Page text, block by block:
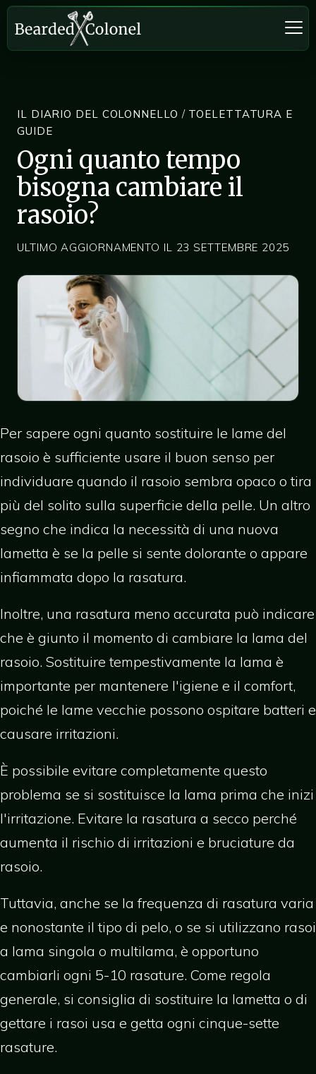
IL DIARIO DEL COLONNELLO / TOELETTATURA E
GUIDE
Ogni quanto tempo
bisogna cambiare il
rasoio?
ULTIMO AGGIORNAMENTO IL 23 SETTEMBRE 2025
Per sapere ogni quanto sostituire le lame del
rasoio è sufficiente usare il buon senso per
individuare quando il rasoio sembra opaco o tira
più del solito sulla superficie della pelle. Un altro
segno che indica la necessità di una nuova
lametta è se la pelle si sente dolorante o appare
infiammata dopo la rasatura.
Inoltre, una rasatura meno accurata può indicare
che è giunto il momento di cambiare la lama del
rasoio. Sostituire tempestivamente la lama è
importante per mantenere l'igiene e il comfort,
poiché le lame vecchie possono ospitare batteri e
causare irritazioni.
È possibile evitare completamente questo
problema se si sostituisce la lama prima che inizi
l'irritazione. Evitare la rasatura a secco perché
aumenta il rischio di irritazioni e bruciature da
rasoio.
Tuttavia, anche se la frequenza di rasatura varia
e nonostante il tipo di pelo, o se si utilizzano rasoi
a lama singola o multilama, è opportuno
cambiarli ogni 5-10 rasature. Come regola
generale, si consiglia di sostituire la lametta o di
gettare i rasoi usa e getta ogni cinque-sette
rasature.